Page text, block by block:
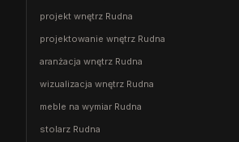
projekt wnętrz Rudna
projektowanie wnętrz Rudna
aranżacja wnętrz Rudna
wizualizacja wnętrz Rudna
meble na wymiar Rudna
stolarz Rudna